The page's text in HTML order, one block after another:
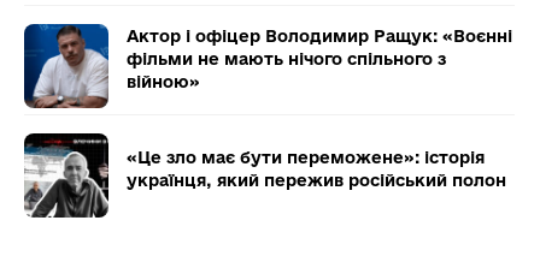
Актор і офіцер Володимир Ращук: «Воєнні
фільми не мають нічого спільного з
війною»
«Це зло має бути переможене»: історія
українця, який пережив російський полон